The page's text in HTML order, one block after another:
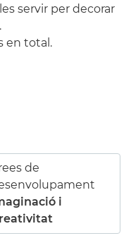
servir per decorar
en total.
de
i